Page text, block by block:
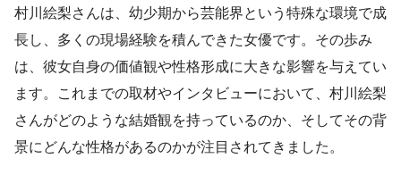
村川絵梨さんは、幼少期から芸能界という特殊な環境で成
長し、多くの現場経験を積んできた女優です。その歩み
は、彼女自身の価値観や性格形成に大きな影響を与えてい
ます。これまでの取材やインタビューにおいて、村川絵梨
さんがどのような結婚観を持っているのか、そしてその背
景にどんな性格があるのかが注目されてきました。